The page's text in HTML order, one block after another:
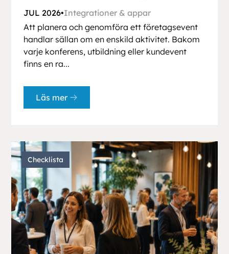
JUL 2026•Integrationer & appar
Att planera och genomföra ett företagsevent
handlar sällan om en enskild aktivitet. Bakom
varje konferens, utbildning eller kundevent
finns en ra...
Läs mer
Checklista